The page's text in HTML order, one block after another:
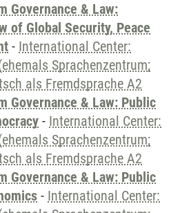
Governance & Law:
of Global Security, Peace
- International Center:
Sprachenzentrum;
als Fremdsprache A2
Governance & Law: Public
- International Center:
Sprachenzentrum;
als Fremdsprache A2
Governance & Law: Public
- International Center: